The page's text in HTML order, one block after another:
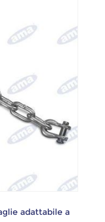
adattabile a